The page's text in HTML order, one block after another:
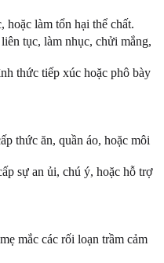
làm tổn hại thể chất.
tục, làm nhục, chửi mắng,
thức tiếp xúc hoặc phô bày
thức ăn, quần áo, hoặc môi
sự an ủi, chú ý, hoặc hỗ trợ
mắc các rối loạn trầm cảm